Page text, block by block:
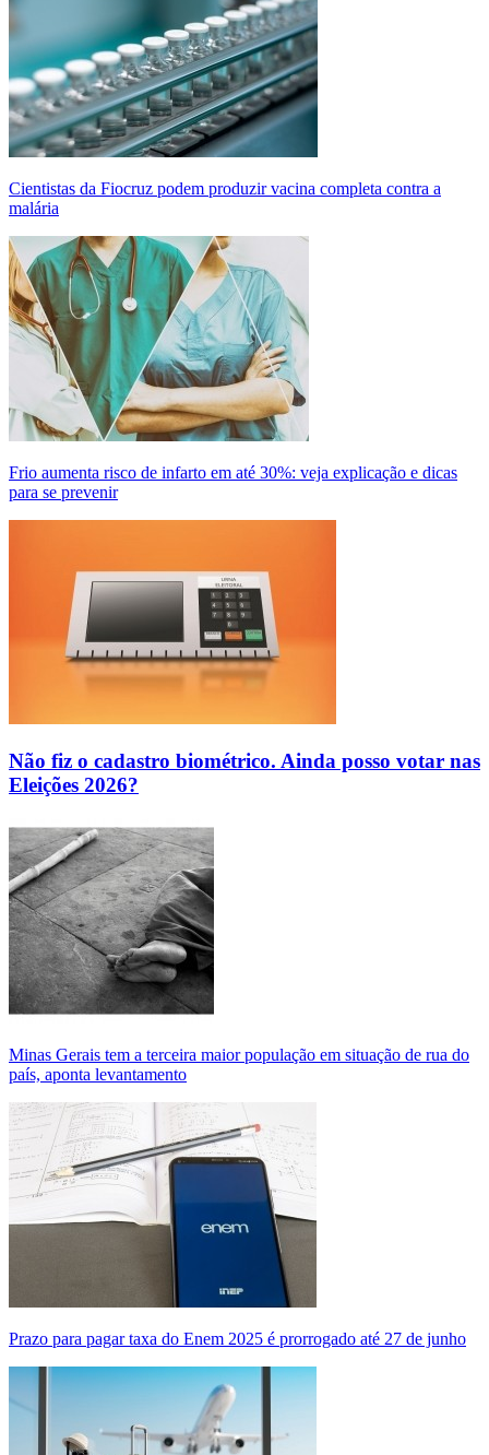
Cientistas da Fiocruz podem produzir vacina completa contra a
malária
Frio aumenta risco de infarto em até 30%: veja explicação e dicas
para se prevenir
Não fiz o cadastro biométrico. Ainda posso votar nas
Eleições 2026?
Minas Gerais tem a terceira maior população em situação de rua do
país, aponta levantamento
Prazo para pagar taxa do Enem 2025 é prorrogado até 27 de junho